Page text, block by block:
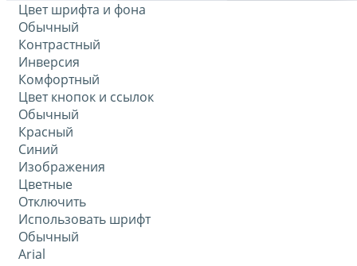
Цвет шрифта и фона
Обычный
Контрастный
Инверсия
Комфортный
Цвет кнопок и ссылок
Обычный
Красный
Синий
Изображения
Цветные
Отключить
Использовать шрифт
Обычный
Arial